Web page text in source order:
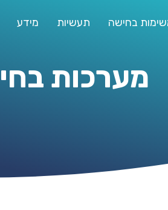
בחישה תעשיות מידע
מערכות